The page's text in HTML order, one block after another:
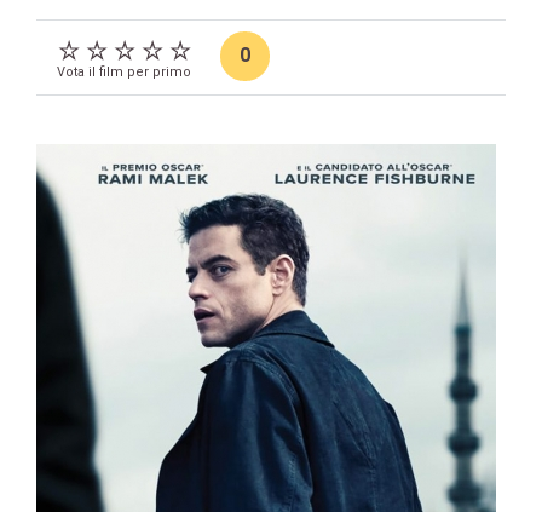
Vota il film per primo
0